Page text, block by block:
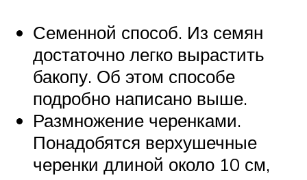
Семенной способ. Из семян
достаточно легко вырастить
бакопу. Об этом способе
подробно написано выше.
Размножение черенками.
Понадобятся верхушечные
черенки длиной около 10 см,